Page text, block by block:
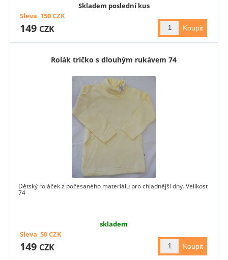
Skladem poslední kus
149 CZK
Sleva 150CZK
Rolák tričko s dlouhým rukávem 74
Dětský roláček z počesaného materiálu pro chladnější dny. Velikost
74
skladem
149 CZK
Sleva 50CZK